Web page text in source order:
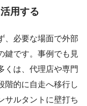
用する
、必要な場面で外部
鍵です。事例でも見
くは、代理店や専門
階的に自走へ移行し
サルタントに壁打ち